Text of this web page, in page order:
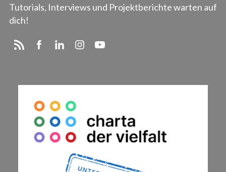
Tutorials, Interviews und Projektberichte warten auf
dich!